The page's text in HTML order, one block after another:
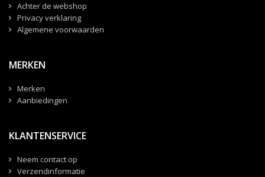
Achter de webshop
Privacy verklaring
Algemene voorwaarden
MERKEN
Merken
Aanbiedingen
KLANTENSERVICE
Neem contact op
Verzendinformatie